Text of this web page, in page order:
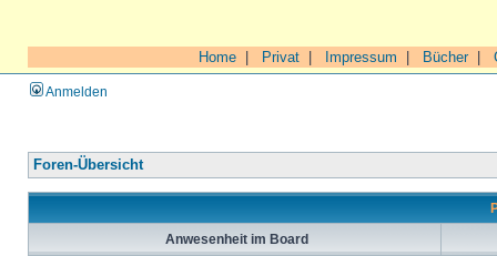
Home Privat Impressum Bücher|
Anmelden
Foren-Übersicht
Anwesenheit im Board